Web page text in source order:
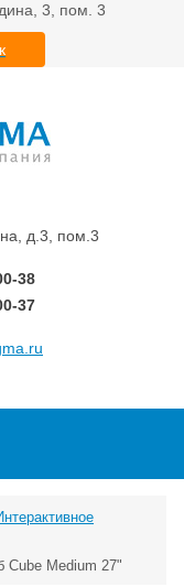
3, пом. 3
д.3, пом.3
38
37
Cube Medium 27"